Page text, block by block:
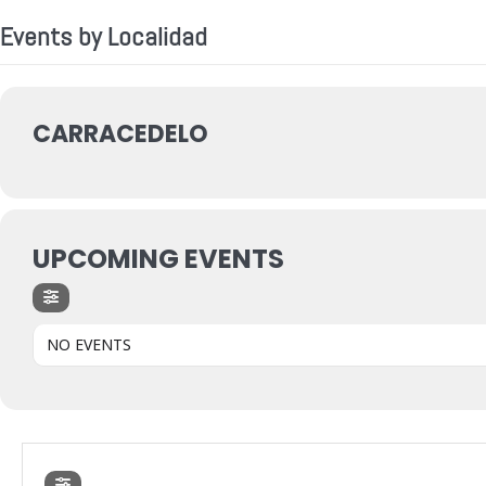
Events by Localidad
CARRACEDELO
UPCOMING EVENTS
NO EVENTS